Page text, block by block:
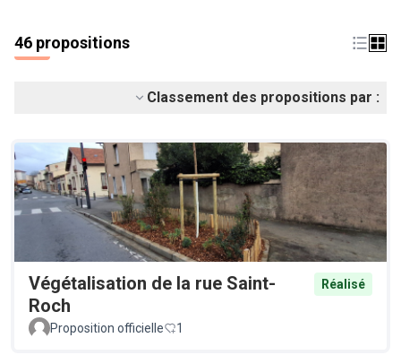
46 propositions
Classement des propositions par :
Végétalisation de la rue Saint-
Roch
Réalisé
Proposition officielle 1